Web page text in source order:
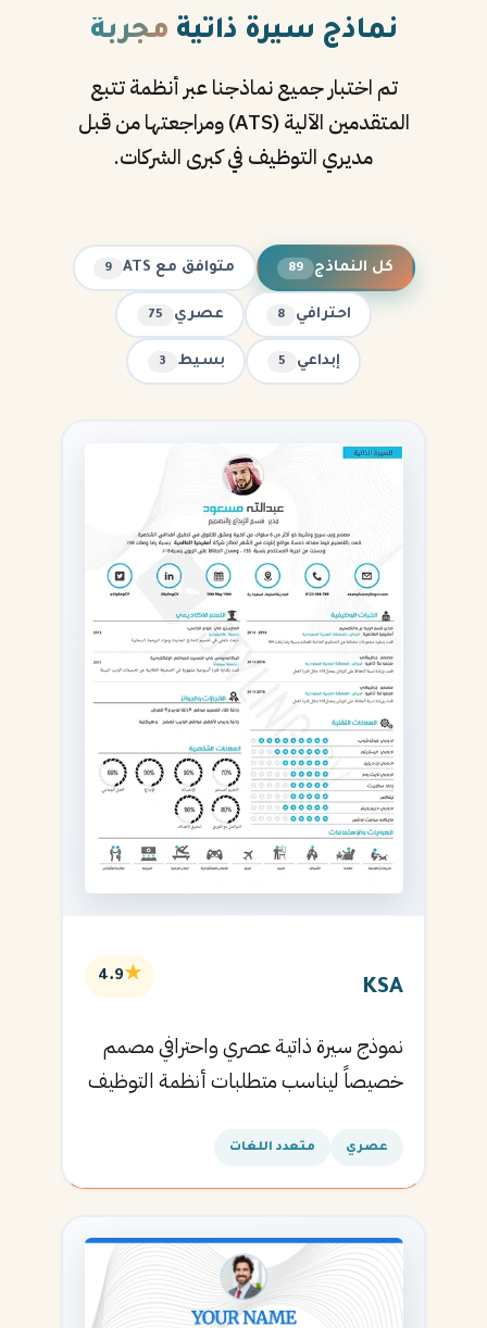
نماذج سيرة ذاتية مجربة
تم اختبار جميع نماذجنا عبر أنظمة تتبع
المتقدمين الآلية (ATS) ومراجعتها من قبل
مديري التوظيف في كبرى الشركات.
كل النماذج 89 متوافق مع ATS 9
احترافي 8 عصري 75
إبداعي 5 بسيط 3
KSA
★
4.9
نموذج سيرة ذاتية عصري واحترافي مصمم
خصيصاً ليناسب متطلبات أنظمة التوظيف
القادمة.
عصري متعدد اللغات